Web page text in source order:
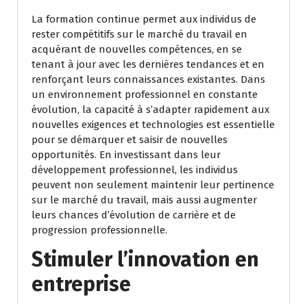
La formation continue permet aux individus de
rester compétitifs sur le marché du travail en
acquérant de nouvelles compétences, en se
tenant à jour avec les dernières tendances et en
renforçant leurs connaissances existantes. Dans
un environnement professionnel en constante
évolution, la capacité à s’adapter rapidement aux
nouvelles exigences et technologies est essentielle
pour se démarquer et saisir de nouvelles
opportunités. En investissant dans leur
développement professionnel, les individus
peuvent non seulement maintenir leur pertinence
sur le marché du travail, mais aussi augmenter
leurs chances d’évolution de carrière et de
progression professionnelle.
Stimuler l’innovation en
entreprise